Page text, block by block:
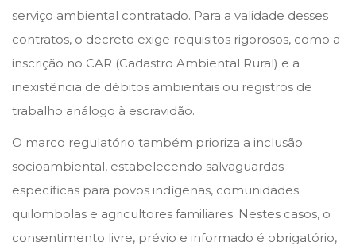
serviço ambiental contratado. Para a validade desses
contratos, o decreto exige requisitos rigorosos, como a
inscrição no CAR (Cadastro Ambiental Rural) e a
inexistência de débitos ambientais ou registros de
trabalho análogo à escravidão.
O marco regulatório também prioriza a inclusão
socioambiental, estabelecendo salvaguardas
específicas para povos indígenas, comunidades
quilombolas e agricultores familiares. Nestes casos, o
consentimento livre, prévio e informado é obrigatório,